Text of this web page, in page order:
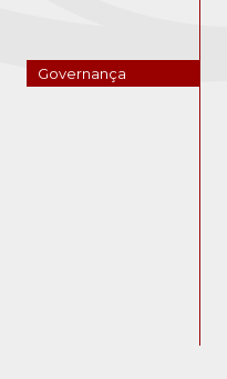
Governança